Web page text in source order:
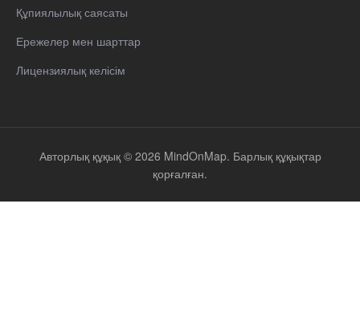
Құпиялылық саясаты
Ережелер мен шарттар
Лицензиялық келісім
Авторлық құқық © 2026 MindOnMap. Барлық құқықтар
қорғалған.